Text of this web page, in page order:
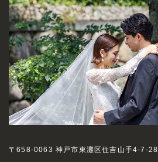
〒658-0063 神戸市東灘区住吉山手4-7-28